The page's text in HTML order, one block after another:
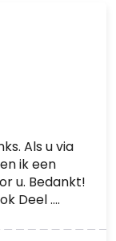
Als u via
ik een
u. Bedankt!
Deel ....